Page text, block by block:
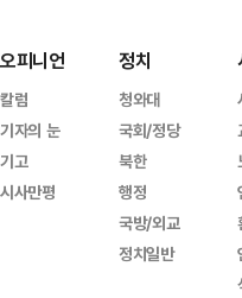
오피니언
칼럼
기자의 눈
기고
시사만평
정치
청와대
국회/정당
북한
행정
국방/외교
정치일반